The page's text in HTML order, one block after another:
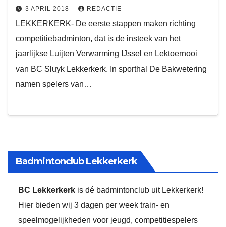
3 APRIL 2018 REDACTIE
LEKKERKERK- De eerste stappen maken richting
competitiebadminton, dat is de insteek van het
jaarlijkse Luijten Verwarming IJssel en Lektoernooi
van BC Sluyk Lekkerkerk. In sporthal De Bakwetering
namen spelers van…
Badmintonclub Lekkerkerk
BC Lekkerkerk is dé badmintonclub uit Lekkerkerk!
Hier bieden wij 3 dagen per week train- en
speelmogelijkheden voor jeugd, competitiespelers